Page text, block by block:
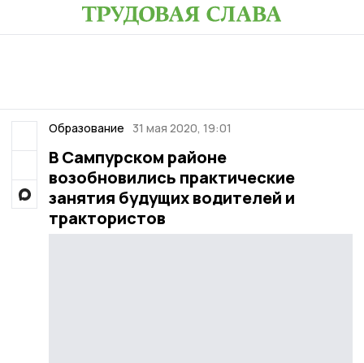
Образование 31 мая 2020, 19:01
В Сампурском районе
возобновились практические
занятия будущих водителей и
трактористов